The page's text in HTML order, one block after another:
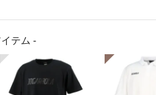
テム -